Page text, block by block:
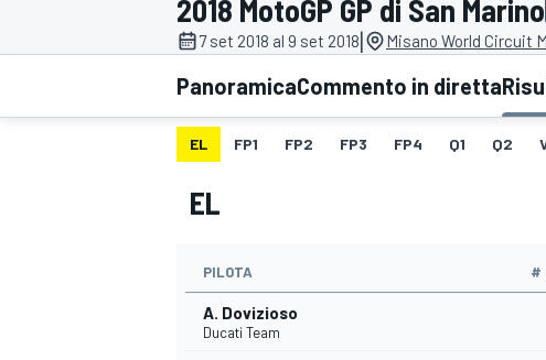
MOTOGP WEC
WRC
2018 MotoGP GP di San Marino
7 set 2018 al 9 set 2018| Misano World Circuit
PanoramicaCommento in diretta
EL FP1 FP2 FP3 FP4 Q1 Q2
EL
PILOTA #
A. Dovizioso
Ducati Team